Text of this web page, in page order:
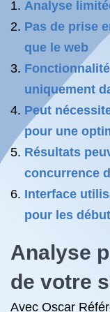
Analyse
Pas de prise
que le web
uniquement
Peut
pour une
Résultats
concurrence
Interface
pour les
Analyse
de votre
Avec Oscar